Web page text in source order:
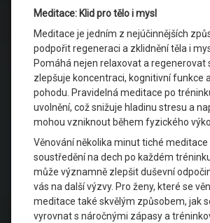
Meditace: Klid pro tělo i mysl
Meditace je jedním z nejúčinnějších
podpořit regeneraci a zklidnění těla i
Pomáhá nejen relaxovat a regenerovat
zlepšuje koncentraci, kognitivní funkce
pohodu. Pravidelná meditace po
uvolnění, což snižuje hladinu stresu a
mohou vzniknout během fyzického
Věnování několika minut tiché meditace
soustředění na dech po každém
může významně zlepšit duševní
vás na další výzvy. Pro ženy, které se
meditace také skvělým způsobem, jak
vyrovnat s náročnými zápasy a